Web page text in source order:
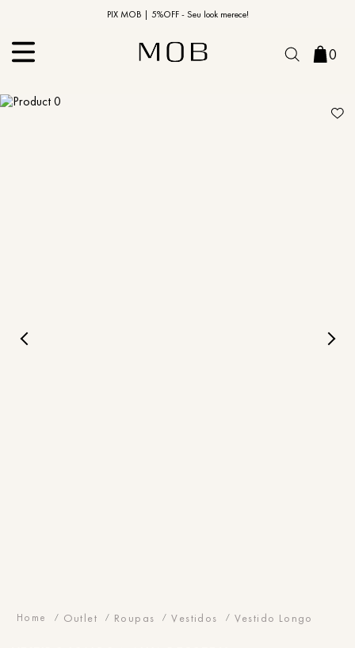
PIX MOB | 5%OFF - Seu look merece!
10% OFF na primeira compra | Cupom: BEMVINDO10*
0
Outlet Roupas Vestidos Vestido Longo